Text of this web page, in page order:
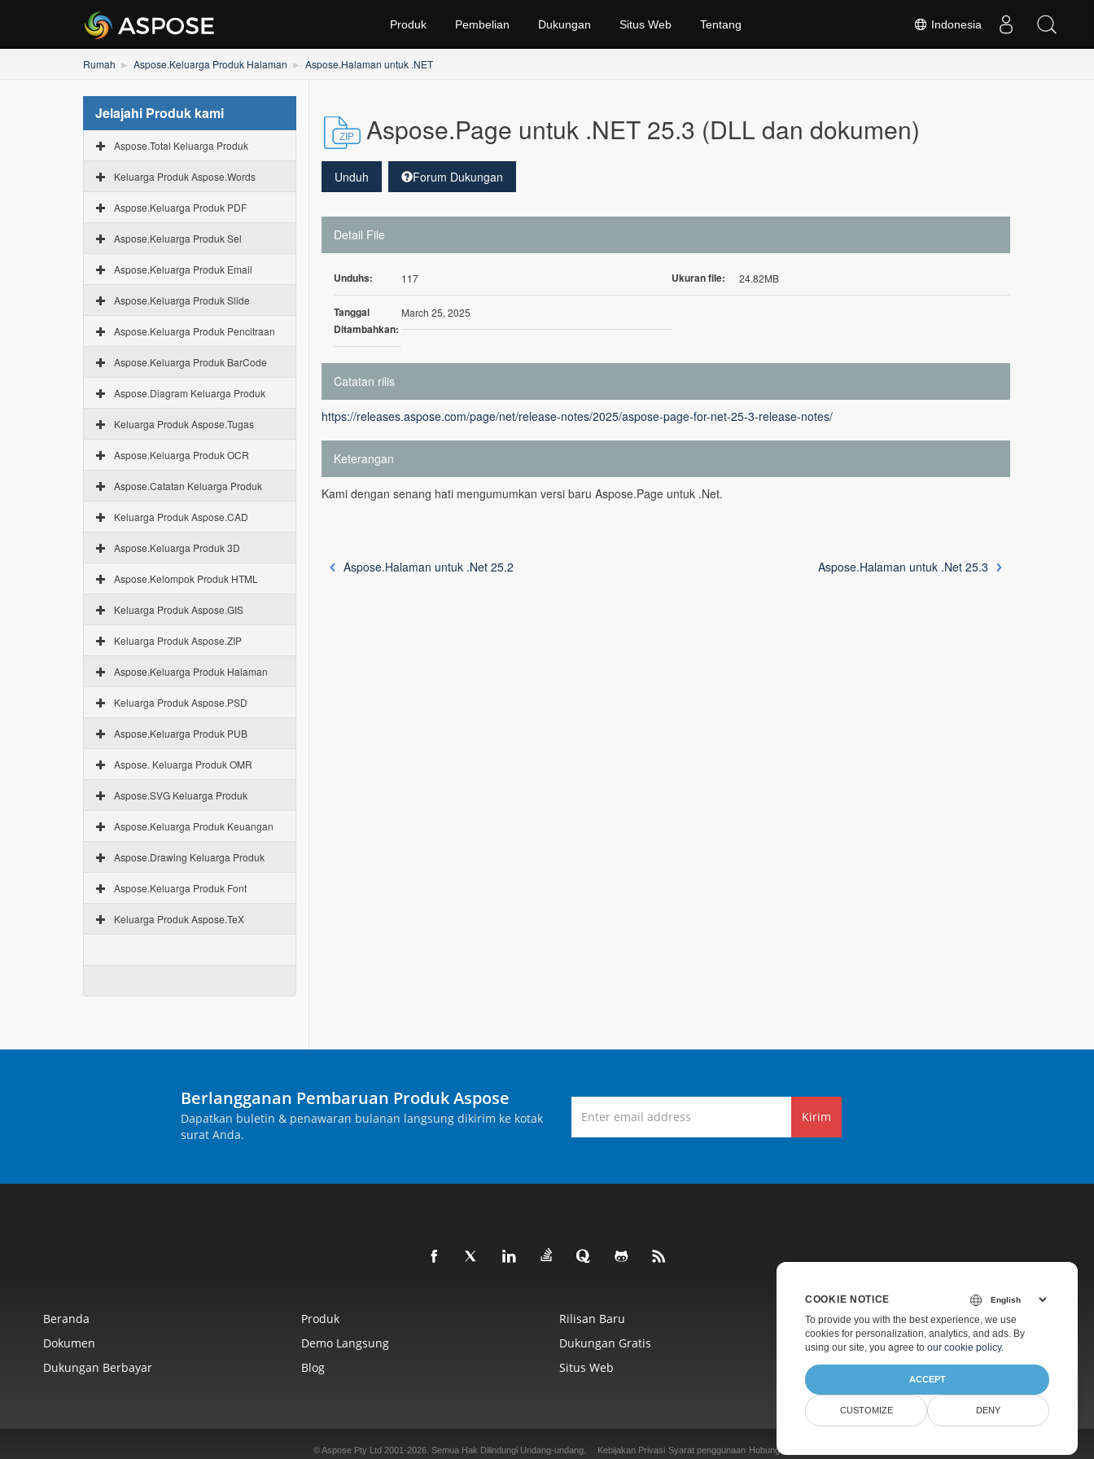
Indonesia
Produk Pembelian Dukungan Situs Web Tentang
Rumah Aspose.Keluarga Produk Halaman Aspose.Halaman untuk .NET
Jelajahi Produk kami
Aspose.Total Keluarga Produk
Keluarga Produk Aspose.Words
Aspose.Keluarga Produk PDF
Aspose.Keluarga Produk Sel
Aspose.Keluarga Produk Email
Aspose.Keluarga Produk Slide
Aspose.Keluarga Produk Pencitraan
Aspose.Keluarga Produk BarCode
Aspose.Diagram Keluarga Produk
Keluarga Produk Aspose.Tugas
Aspose.Keluarga Produk OCR
Aspose.Catatan Keluarga Produk
Keluarga Produk Aspose.CAD
Aspose.Keluarga Produk 3D
Aspose.Kelompok Produk HTML
Keluarga Produk Aspose.GIS
Keluarga Produk Aspose.ZIP
Aspose.Keluarga Produk Halaman
Keluarga Produk Aspose.PSD
Aspose.Keluarga Produk PUB
Aspose. Keluarga Produk OMR
Aspose.SVG Keluarga Produk
Aspose.Keluarga Produk Keuangan
Aspose.Drawing Keluarga Produk
Aspose.Keluarga Produk Font
Keluarga Produk Aspose.TeX
Aspose.Page untuk .NET 25.3 (DLL dan dokumen)
Unduh Forum Dukungan
Detail File
Unduhs: 117 Ukuran file: 24.82MB
Tanggal
Ditambahkan:
March 25, 2025
Catatan rilis
https://releases.aspose.com/page/net/release-notes/2025/aspose-page-for-net-25-3-release-notes/
Keterangan
Kami dengan senang hati mengumumkan versi baru Aspose.Page untuk .Net.
Aspose.Halaman untuk .Net 25.2 Aspose.Halaman untuk .Net 25.3
Berlangganan Pembaruan Produk Aspose
Dapatkan buletin & penawaran bulanan langsung dikirim ke kotak
surat Anda.
Kirim
Beranda Produk Rilisan Baru
Harga
Dokumen
Demo Langsung Dukungan Gratis
Konsultasi Gratis
Dukungan Berbayar
Blog Situs Web Tentang
© Aspose Pty Ltd 2001-2026. Semua Hak Dilindungi Undang-undang. Kebijakan Privasi Syarat penggunaan Hubungi
COOKIE NOTICE
To provide you with the best experience, we use
cookies for personalization, analytics, and ads. By
using our site, you agree to our cookie policy.
ACCEPT
CUSTOMIZE DENY